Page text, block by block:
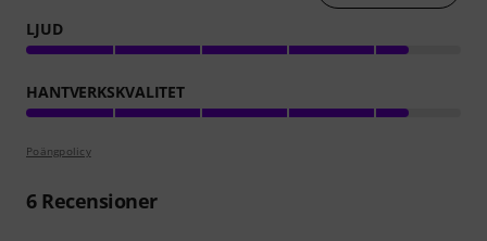
LJUD
HANTVERKSKVALITET
Poängpolicy
6Recensioner